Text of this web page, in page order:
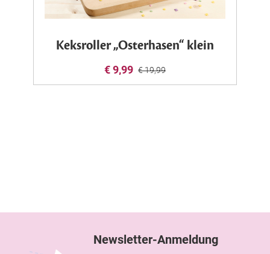
Keksroller „Osterhasen“ klein
€ 9,99 € 19,99
Newsletter-Anmeldung